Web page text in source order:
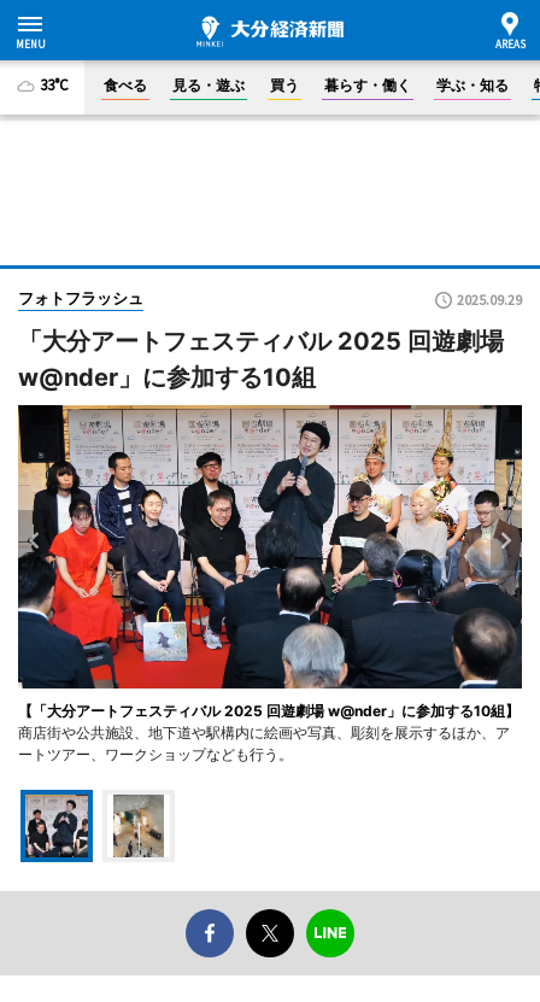
33°C 食べる 見る・遊ぶ 買う 暮らす・働く 学ぶ・知る
フォトフラッシュ 2025.09.29
「大分アートフェスティバル 2025 回遊劇場
w@nder」に参加する10組
【「大分アートフェスティバル 2025 回遊劇場 w@nder」に参加する10組】
商店街や公共施設、地下道や駅構内に絵画や写真、彫刻を展示するほか、ア
ートツアー、ワークショップなども行う。